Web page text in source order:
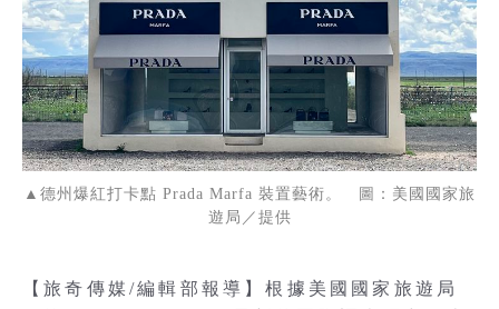
▲德州爆紅打卡點 Prada Marfa 裝置藝術。 圖：美國國家旅
遊局／提供
【旅奇傳媒/編輯部報導】根據美國國家旅遊局